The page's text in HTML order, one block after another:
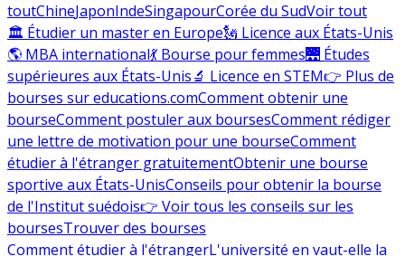
toutChineJaponIndeSingapourCorée du SudVoir tout
🏛 Étudier un master en Europe🗽 Licence aux États-Unis
🌎 MBA international💃 Bourse pour femmes🌉 Études
supérieures aux États-Unis🔬 Licence en STEM👉 Plus de
bourses sur educations.comComment obtenir une
bourseComment postuler aux boursesComment rédiger
une lettre de motivation pour une bourseComment
étudier à l'étranger gratuitementObtenir une bourse
sportive aux États-UnisConseils pour obtenir la bourse
de l'Institut suédois👉 Voir tous les conseils sur les
boursesTrouver des bourses
Comment étudier à l'étrangerL'université en vaut-elle la